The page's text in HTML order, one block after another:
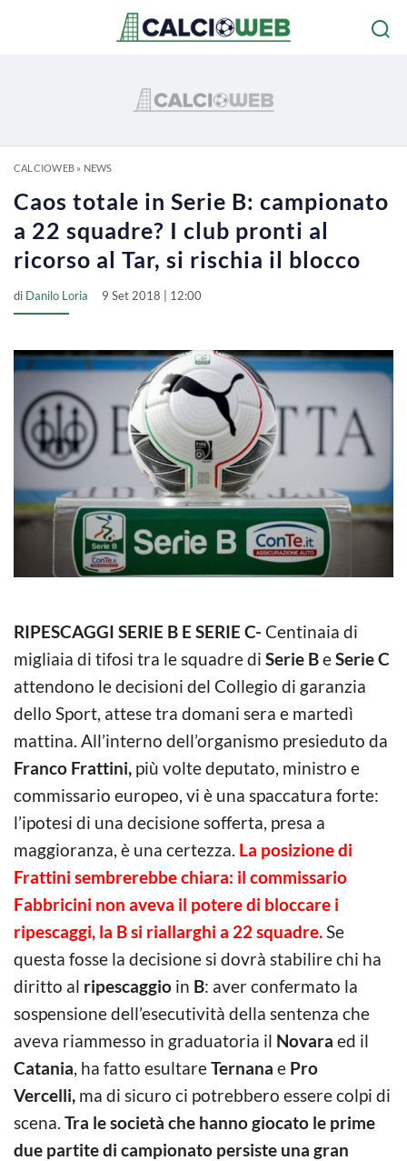
CALCIOWEB» NEWS
Caos totale in Serie B: campionato
a 22 squadre? I club pronti al
ricorso al Tar, si rischia il blocco
di Danilo Loria 9 Set 2018 | 12:00
RIPESCAGGI SERIE B E SERIE C- Centinaia di
migliaia di tifosi tra le squadre di Serie BeSerie C
attendono le decisioni del Collegio di garanzia
dello Sport, attese tra domani sera e martedì
mattina. All’interno dell’organismo presieduto da
Franco Frattini, più volte deputato, ministro e
commissario europeo, vi è una spaccatura forte:
l’ipotesi di una decisione sofferta, presa a
maggioranza, è una certezza. La posizione di
Frattini sembrerebbe chiara: il commissario
Fabbricini non aveva il potere di bloccare i
ripescaggi, la B si riallarghi a 22 squadre.Se
questa fosse la decisione si dovrà stabilire chi ha
diritto al ripescaggio in B: aver confermato la
sospensione dell’esecutività della sentenza che
aveva riammesso in graduatoria il Novara ed il
Catania, ha fatto esultareTernana e Pro
Vercelli, ma di sicuro ci potrebbero essere colpi di
scena. Tra le società che hanno giocato le prime
due partite di campionato persiste una gran